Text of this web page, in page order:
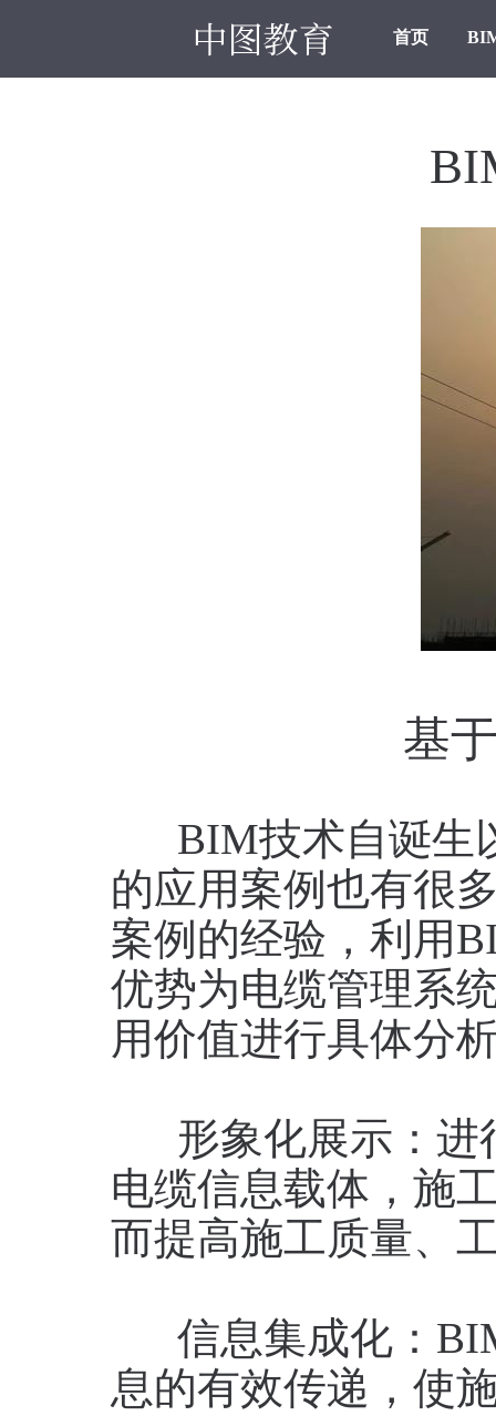
首页
基
BIM技术自诞生
的应用案例也有很
案例的经验，利用
优势为电缆管理系
用价值进行具体分
形象化展示：进
电缆信息载体，施
而提高施工质量、
信息集成化：
息的有效传递，使